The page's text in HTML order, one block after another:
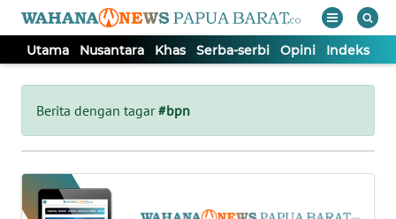
Utama Nusantara Khas Serba-serbi Opini Indeks
Berita dengan tagar#bpn
Tutup
UTAMA
NUSANTARA